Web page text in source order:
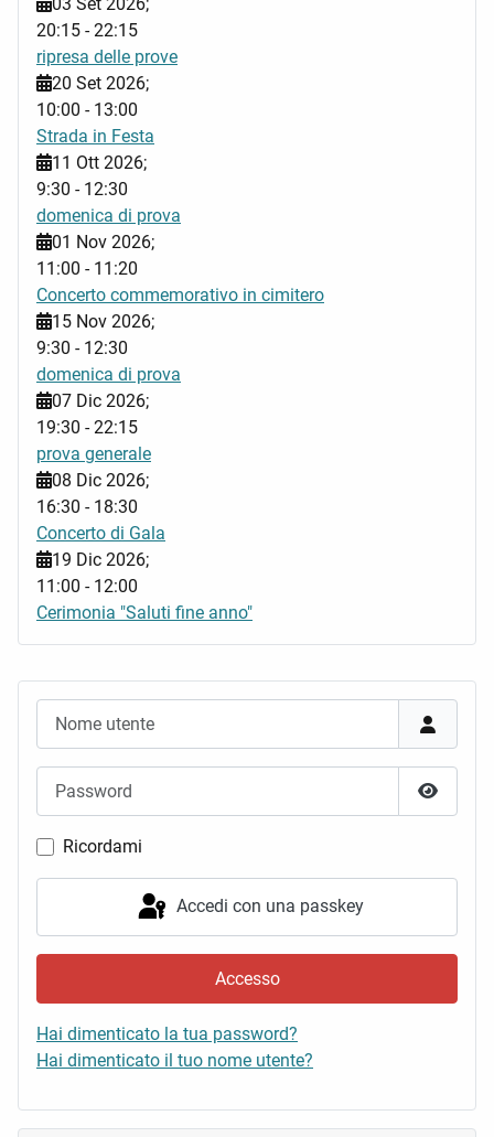
Mostra
Ricordami
Accedi con una passkey
Accesso
Hai dimenticato la tua password?
Hai dimenticato il tuo nome utente?
20:15 -22:15
ripresa delle prove
20 Set 2026;
10:00 - 13:00
Strada in Festa
11 Ott 2026;
9:30 - 12:30
domenica di prova
01 Nov 2026;
11:00 - 11:20
Concerto commemorativo in cimitero
15 Nov 2026;
9:30 - 12:30
domenica di prova
07 Dic 2026;
19:30 -22:15
prova generale
08 Dic 2026;
16:30 - 18:30
Concerto di Gala
19 Dic 2026;
11:00 - 12:00
Cerimonia "Saluti fine anno"